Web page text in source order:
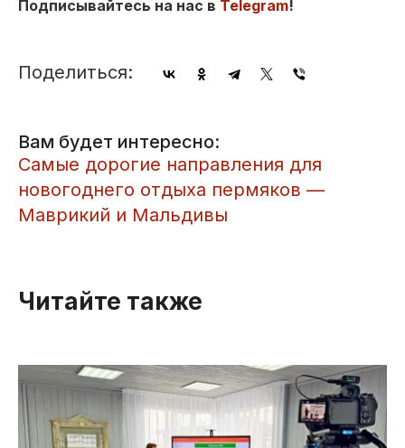
Подписывайтесь на нас в Telegram!
Поделиться:
Вам будет интересно:
Самые дорогие направления для
новогоднего отдыха пермяков —
Маврикий и Мальдивы
Читайте также